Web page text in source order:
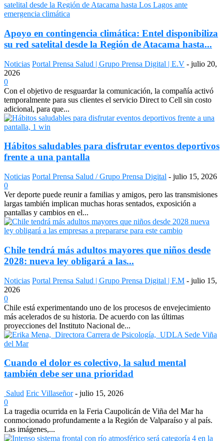
Apoyo en contingencia climática: Entel disponibiliza
su red satelital desde la Región de Atacama hasta...
Noticias Portal Prensa Salud | Grupo Prensa Digital | E.V - julio 20,
2026
0
Con el objetivo de resguardar la comunicación, la compañía activó
temporalmente para sus clientes el servicio Direct to Cell sin costo
adicional, para que...
Hábitos saludables para disfrutar eventos deportivos
frente a una pantalla
Noticias Portal Prensa Salud / Grupo Prensa Digital - julio 15, 2026
0
Ver deporte puede reunir a familias y amigos, pero las transmisiones
largas también implican muchas horas sentados, exposición a
pantallas y cambios en el...
Chile tendrá más adultos mayores que niños desde
2028: nueva ley obligará a las...
Noticias Portal Prensa Salud | Grupo Prensa Digital | F.M - julio 15,
2026
0
Chile está experimentando uno de los procesos de envejecimiento
más acelerados de su historia. De acuerdo con las últimas
proyecciones del Instituto Nacional de...
Cuando el dolor es colectivo, la salud mental
también debe ser una prioridad
Salud Eric Villaseñor - julio 15, 2026
0
La tragedia ocurrida en la Feria Caupolicán de Viña del Mar ha
conmocionado profundamente a la Región de Valparaíso y al país.
Las imágenes,...